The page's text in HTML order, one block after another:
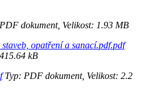
dokument, Velikost: 1.93 MB
opatření a sanací.pdf.pdf
kB
Typ: PDF dokument, Velikost: 2.2